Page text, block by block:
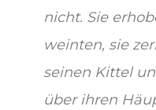
nicht. Sie
weinten, sie
seinen Kittel
über ihren